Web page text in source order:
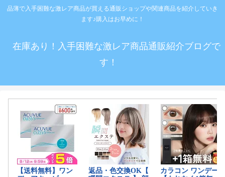
品薄で入手困難な激レア商品が買える通販ショップや関連商品を紹介していき
ます♪購入はお早めに！
在庫あり！入手困難な激レア商品通販紹介ブログで
す！